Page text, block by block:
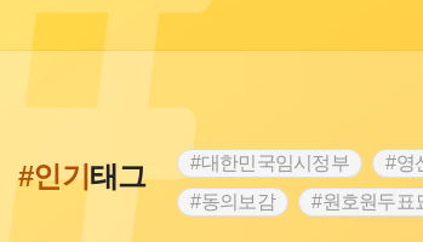
#인기태그 #대한민국임시정부 #영
#동의보감
#원호원두표